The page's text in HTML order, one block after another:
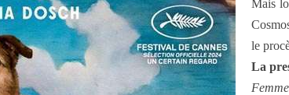
Mais
le
La